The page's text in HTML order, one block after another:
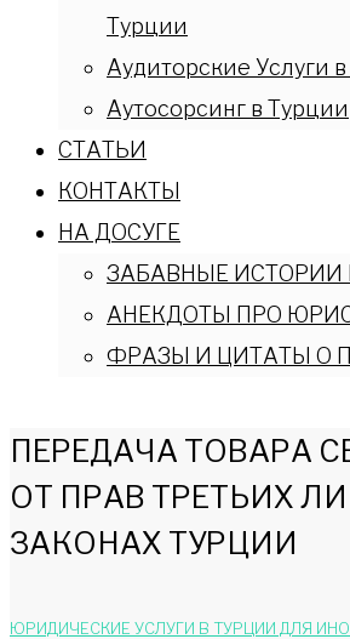
Турции
Аудиторские Услуги
Аутосорсинг в Турции
СТАТЬИ
КОНТАКТЫ
НА ДОСУГЕ
ЗАБАВНЫЕ ИСТОРИИ
АНЕКДОТЫ ПРО
ФРАЗЫ И ЦИТАТЫ О
ПЕРЕДАЧА ТОВАРА
ОТ ПРАВ ТРЕТЬИХ
ЗАКОНАХ ТУРЦИИ
ЮРИДИЧЕСКИЕ УСЛУГИ В ТУРЦИИ ДЛЯ